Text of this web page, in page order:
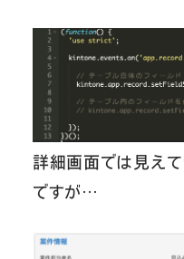
詳細画面では見え
ですが…